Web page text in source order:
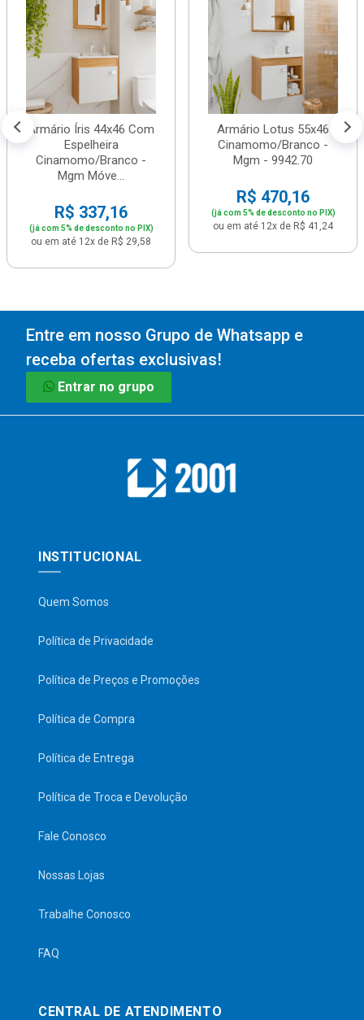
Armário Íris 44x46 Com
Espelheira
Cinamomo/Branco -
Mgm Móve...
R$ 337,16
(já com 5% de desconto no PIX)
ou em até 12x de R$ 29,58
Armário Lotus 55x46
Cinamomo/Branco -
Mgm - 9942.70
R$ 470,16
(já com 5% de desconto no PIX)
ou em até 12x de R$ 41,24
Entre em nosso Grupo de Whatsapp e
receba ofertas exclusivas!
Entrar no grupo
INSTITUCIONAL
Quem Somos
Política de Privacidade
Política de Preços e Promoções
Política de Compra
Política de Entrega
Política de Troca e Devolução
Fale Conosco
Nossas Lojas
Trabalhe Conosco
FAQ
CENTRAL DE ATENDIMENTO